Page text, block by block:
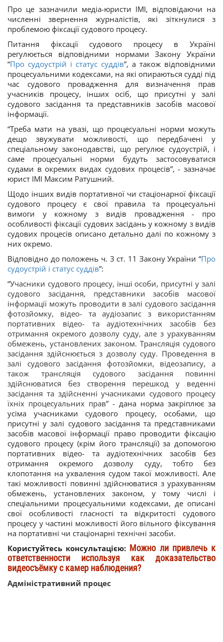
Про це зазначили медіа-юристи ІМІ, відповідаючи на
численні звернення журналістів, які зіткнулися з
проблемою фіксації судового процесу.
Питання фіксації судового процесу в Україні
регулюється відповідними нормами Закону України
“Про судоустрій і статус суддів”, а також відповідними
процесуальними кодексами, на які опираються судді під
час судового провадження для визначення прав
учасників процесу, інших осіб, що присутні у залі
судового засідання та представників засобів масової
інформації.
“Треба мати на увазі, що процесуальні норми можуть
дещо звужувати можливості, що передбачені у
спеціальному законодавстві, що регулює судоустрій, і
саме процесуальні норми будуть застосовуватися
судами в окремих видах судових процесів”, - зазначає
юрист ІМІ Максим Ратушний.
Щодо інших видів портативної чи стаціонарної фіксації
судового процесу є свої правила та процесуальні
вимоги у кожному з видів провадження - про
особливості фіксації судових засідань у кожному з видів
судових процесів описано детально далі по кожному з
них окремо.
Відповідно до положень ч. 3 ст. 11 Закону України “Про
судоустрій і статус суддів”:
“Учасники судового процесу, інші особи, присутні у залі
судового засідання, представники засобів масової
інформації можуть проводити в залі судового засідання
фотозйомку, відео- та аудіозапис з використанням
портативних відео- та аудіотехнічних засобів без
отримання окремого дозволу суду, але з урахуванням
обмежень, установлених законом. Трансляція судового
засідання здійснюється з дозволу суду. Проведення в
залі судового засідання фотозйомки, відеозапису, а
також трансляція судового засідання повинні
здійснюватися без створення перешкод у веденні
засідання та здійсненні учасниками судового процесу
їхніх процесуальних прав” - дана норма закріплює за
усіма учасниками судового процесу, особами, що
присутні у залі судового засідання та представниками
засобів масової інформації право проводити фіксацію
судового процесу (крім його трансляції) за допомогою
портативних відео- та аудіотехнічних засобів без
отримання окремого дозволу суду, тобто без
клопотання на ухвалення судом такої можливості. Але
такі можливості повинні здійснюватися з урахуванням
обмежень, установлених законом, у тому числі і
спеціальними процесуальними кодексами, де описані
свої особливості гласності та відкритості судового
процесу у частині можливості його вільного фіксування
на портативні чи стаціонарні технічні засоби.
Користуйтесь консультацією: Можно ли привлечь к
ответственности используя как доказательство
видеосъёмку с камер наблюдения?
Адміністративний процес